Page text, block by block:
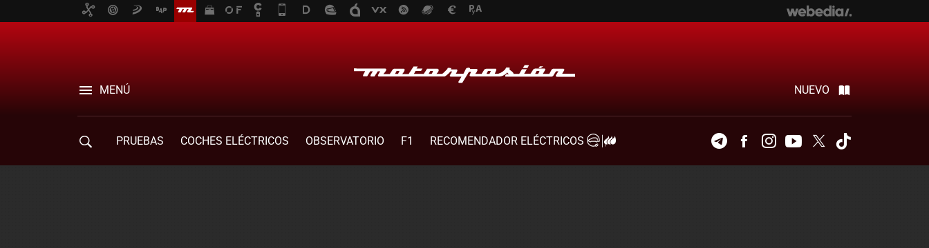
MENÚ NUEVO
PRUEBAS COCHES ELÉCTRICOS OBSERVATORIO F1
RECOMENDADOR ELÉCTRICOS
TelegramFacebookInstagramYoutubeTwitter